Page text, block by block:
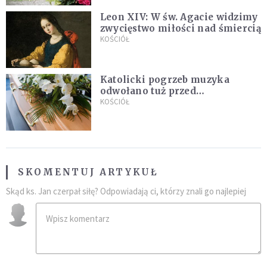
Leon XIV: W św. Agacie widzimy
zwycięstwo miłości nad śmiercią
KOŚCIÓŁ
Katolicki pogrzeb muzyka
odwołano tuż przed
uroczystością. Powodem była
KOŚCIÓŁ
SKOMENTUJ ARTYKUŁ
Skąd ks. Jan czerpał siłę? Odpowiadają ci, którzy znali go najlepiej